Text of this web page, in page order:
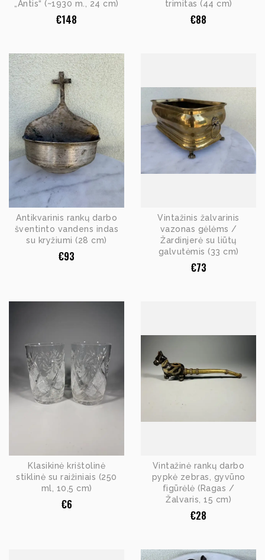
„Antis“ (~1930 m., 24 cm)
€148
trimitas (44 cm)
€88
Antikvarinis rankų darbo
šventinto vandens indas
su kryžiumi (28 cm)
€93
Vintažinis žalvarinis
vazonas gėlėms /
Žardinjerė su liūtų
galvutėmis (33 cm)
€73
Klasikinė krištolinė
stiklinė su raižiniais (250
ml, 10,5 cm)
€6
Vintažinė rankų darbo
pypkė zebras, gyvūno
figūrėlė (Ragas /
Žalvaris, 15 cm)
€28